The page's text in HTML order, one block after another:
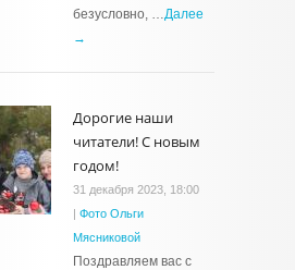
безусловно, …Далее
→
Дорогие наши
читатели! С новым
годом!
31 декабря 2023, 18:00
| Фото Ольги
Мясниковой
Поздравляем вас с